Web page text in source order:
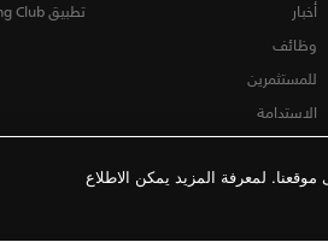
أخبار
وظائف
للمستثمرين
الاستدامة
تطبيق Nike Training Club
لمعرفة المزيد يمكن الاطلاع